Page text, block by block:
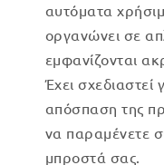
αυτόματα
οργανώνει σε
εμφανίζονται
Έχει σχεδιαστεί
απόσπαση της
να παραμένετε
μπροστά σας.